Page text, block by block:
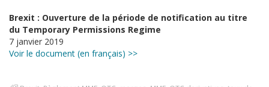
Brexit : Ouverture de la période de notification au titre
du Temporary Permissions Regime
7 janvier 2019
Voir le document (en français) >>